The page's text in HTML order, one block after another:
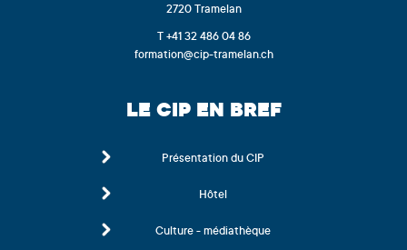
2720 Tramelan
T +41 32 486 04 86
formation@cip-tramelan.ch
LE CIP EN BREF
Présentation du CIP
Hôtel
Culture - médiathèque